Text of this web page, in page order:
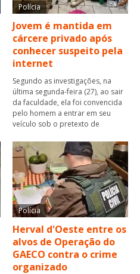
Polícia
Jovem é mantida em
cárcere privado após
conhecer suspeito pela
internet
Segundo as investigações, na
última segunda-feira (27), ao sair
da faculdade, ela foi convencida
pelo homem a entrar em seu
veículo sob o pretexto de
Polícia
Herval d'Oeste entre os
alvos de Operação do
GAECO contra o crime
organizado